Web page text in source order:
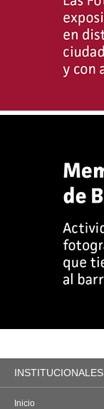
INSTITUCIONALES
Inicio